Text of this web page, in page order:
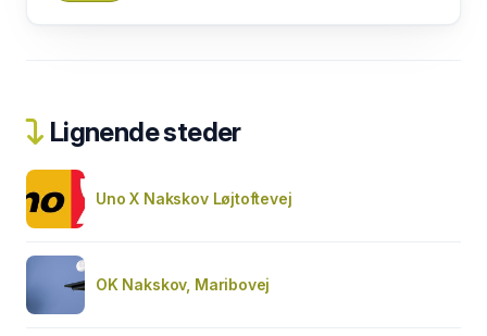
Lignende steder
Uno X Nakskov Løjtoftevej
OK Nakskov, Maribovej